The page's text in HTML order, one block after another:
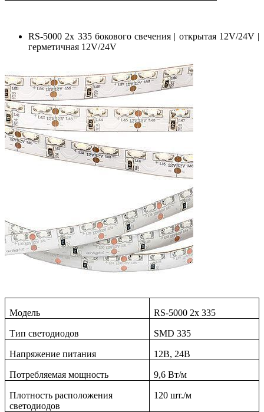
RS-5000 2x 335 бокового свечения | открытая 12V/24V |
герметичная 12V/24V
Модель RS-5000 2x 335
Тип светодиодов SMD335
Напряжение питания 12В, 24В
Потребляемая мощность 9,6 Вт/м
Плотность расположения
светодиодов
120 шт./м